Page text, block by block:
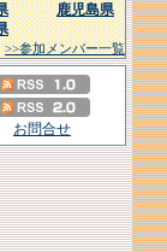
鹿児島県
>>参加メンバー一覧
お問合せ